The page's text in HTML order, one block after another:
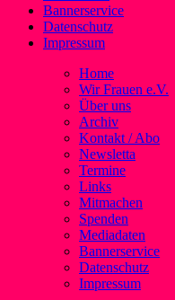
Bannerservice
Datenschutz
Impressum
Home
Wir Frauen e.V.
Über uns
Archiv
Kontakt / Abo
Newsletta
Termine
Links
Mitmachen
Spenden
Mediadaten
Bannerservice
Datenschutz
Impressum